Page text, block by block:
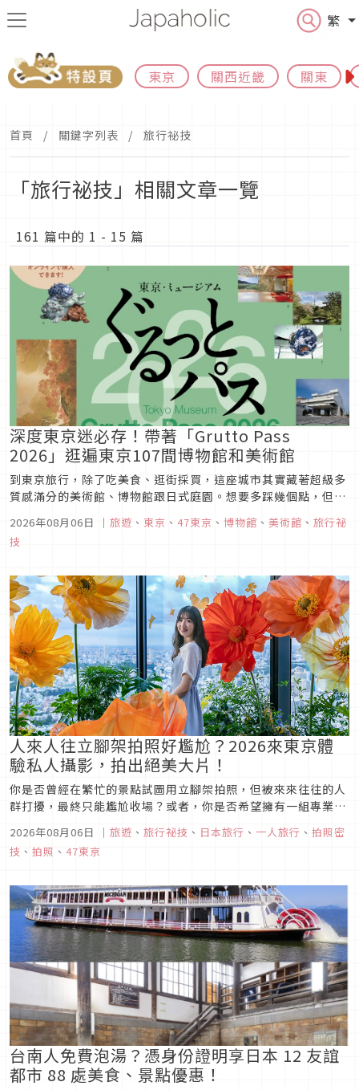
繁
東京 關西近畿 關東
首頁 關鍵字列表 旅行祕技
「旅行祕技」相關文章一覽
161 篇中的 1 - 15 篇
深度東京迷必存！帶著「Grutto Pass
2026」逛遍東京107間博物館和美術館
到東京旅行，除了吃美食、逛街採買，這座城市其實藏著超級多
質感滿分的美術館、博物館跟日式庭園。想要多踩幾個點，但又
怕門票費用讓荷包大失血嗎？那你絕對不能錯過這張東京寶藏票
券—「東京博物館／美術館通票Grutto Pass 2026（東京・ミ
ュージアム ぐるっとパス2026）」！只要拿著這張 Pass，...
2026年08月06日 ｜ 旅遊 、 東京 、 47東京 、 博物館 、 美術館 、 旅行祕
技
人來人往立腳架拍照好尷尬？2026來東京體
驗私人攝影，拍出絕美大片！
你是否曾經在繁忙的景點試圖用立腳架拍照，但被來來往往的人
群打擾，最終只能尷尬收場？或者，你是否希望擁有一組專業且
我們的私人攝影體驗，讓專業攝影師為你捕捉每一刻的美麗，拍
出絕美大片，讓你的旅行回憶更加獨特而珍貴。
2026年08月06日 ｜ 旅遊 、 旅行祕技 、 日本旅行 、 一人旅行 、 拍照密
技 、 拍照 、 47東京
台南人免費泡湯？憑身份證明享日本 12 友誼
都市 88 處美食、景點優惠！